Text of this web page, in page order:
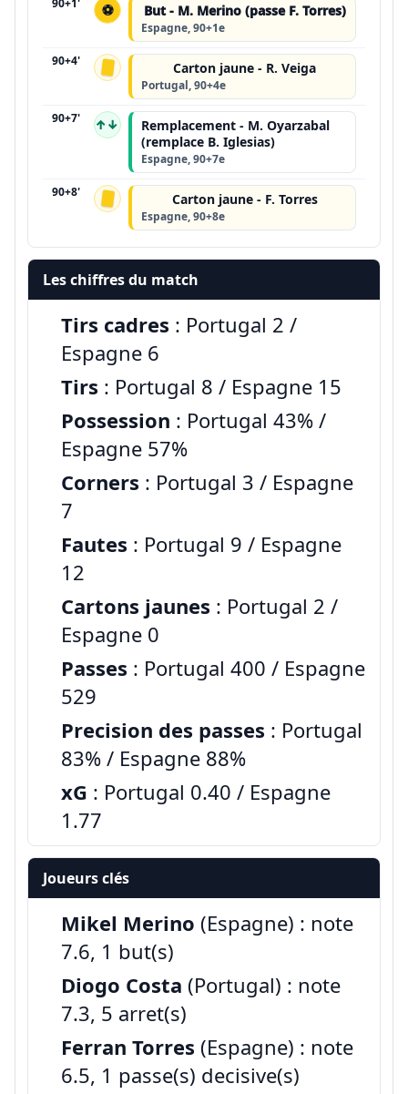
90+1' ⚽ But - M. Merino (passe F. Torres)
Espagne, 90+1e
90+4' Carton jaune - R. Veiga
Portugal, 90+4e
90+7' ↑↓
Remplacement - M. Oyarzabal
(remplace B. Iglesias)
Espagne, 90+7e
90+8' Carton jaune - F. Torres
Espagne, 90+8e
Les chiffres du match
Tirs cadres : Portugal 2 /
Espagne 6
Tirs : Portugal 8 / Espagne 15
Possession : Portugal 43% /
Espagne 57%
Corners : Portugal 3 / Espagne
7
Fautes : Portugal 9 / Espagne
12
Cartons jaunes : Portugal 2 /
Espagne 0
Passes : Portugal 400 / Espagne
529
Precision des passes : Portugal
83% / Espagne 88%
xG : Portugal 0.40 / Espagne
1.77
Joueurs clés
Mikel Merino (Espagne) : note
7.6, 1 but(s)
Diogo Costa (Portugal) : note
7.3, 5 arret(s)
Ferran Torres (Espagne) : note
6.5, 1 passe(s) decisive(s)